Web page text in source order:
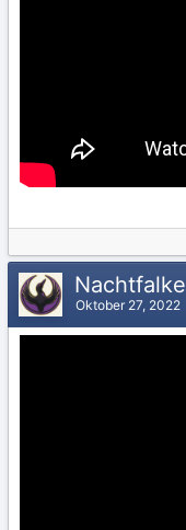
Nachtfalke
Oktober 27, 2022